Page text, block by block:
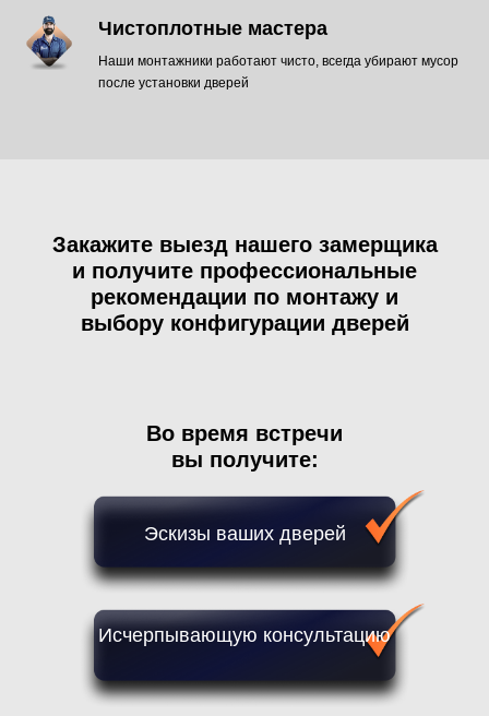
Чистоплотные мастера
Наши монтажники работают чисто, всегда убирают мусор
после установки дверей
Закажите выезд нашего замерщика
и получите профессиональные
рекомендации по монтажу и
выбору конфигурации дверей
Во время встречи
вы получите:
Эскизы ваших дверей
Исчерпывающую консультацию